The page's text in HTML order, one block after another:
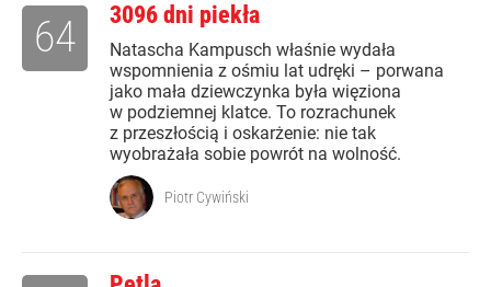
3096 dni piekła
Natascha Kampusch właśnie wydała
wspomnienia z ośmiu lat udręki – porwana
jako mała dziewczynka była więziona
w podziemnej klatce. To rozrachunek
z przeszłością i oskarżenie: nie tak
wyobrażała sobie powrót na wolność.
64
Piotr Cywiński